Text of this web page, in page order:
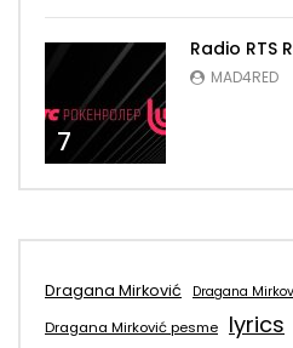
7
Radio RTS
MAD4RED
Dragana Mirković Dragana
Dragana Mirković pesme lyrics